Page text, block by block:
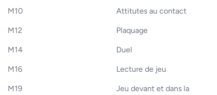
M10
M12
M14
M16
M19
Attitutes au contact
Plaquage
Duel
Lecture de jeu
Jeu devant et dans la